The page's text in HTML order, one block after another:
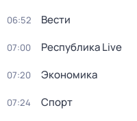
06:52 Вести
07:00 Республика Live
07:20 Экономика
07:24 Спорт